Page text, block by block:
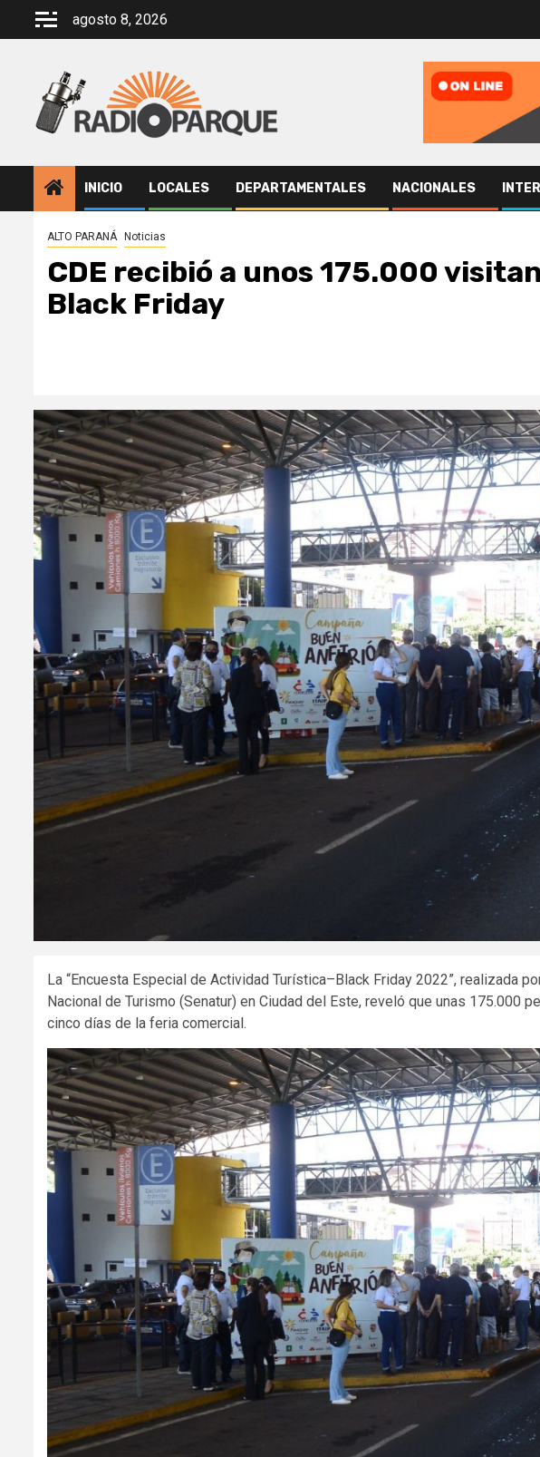
agosto 8, 2026
INICIO LOCALES DEPARTAMENTALES NACIONALES
ALTO PARANÁ Noticias
CDE recibió a unos 175.000
Black Friday
La “Encuesta Especial de Actividad Turística–Black Friday 2022”, realizada
Nacional de Turismo (Senatur) en Ciudad del Este, reveló que unas 175.000
cinco días de la feria comercial.